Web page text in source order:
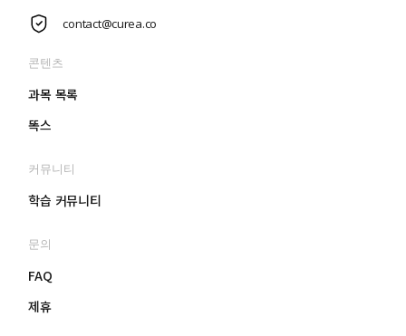
하
contact@curea.co
콘텐츠
과목 목록
똑스
커뮤니티
학습 커뮤니티
문의
FAQ
제휴